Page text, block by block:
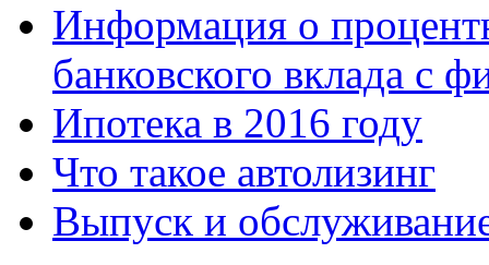
Информация о
банковского вклада с
Ипотека в 2016 году
Что такое автолизинг
Выпуск и